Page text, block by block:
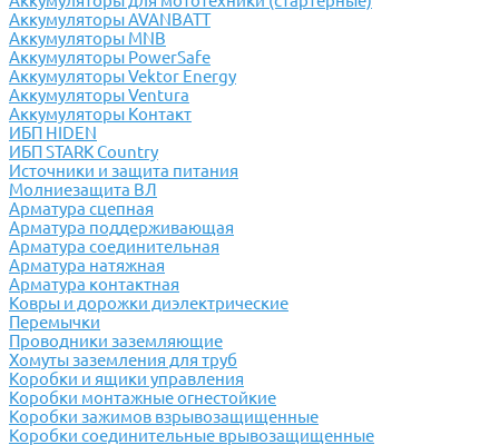
Аккумуляторы AVANBATT
Аккумуляторы MNB
Аккумуляторы PowerSafe
Аккумуляторы Vektor Energy
Аккумуляторы Ventura
Аккумуляторы Контакт
ИБП HIDEN
ИБП STARK Country
Источники и защита питания
Молниезащита ВЛ
Арматура сцепная
Арматура поддерживающая
Арматура соединительная
Арматура натяжная
Арматура контактная
Ковры и дорожки диэлектрические
Перемычки
Проводники заземляющие
Хомуты заземления для труб
Коробки и ящики управления
Коробки монтажные огнестойкие
Коробки зажимов взрывозащищенные
Коробки соединительные врывозащищенные